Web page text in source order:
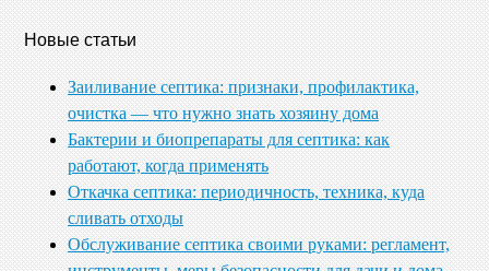
Новые статьи
Заиливание септика: признаки, профилактика,
очистка — что нужно знать хозяину дома
Бактерии и биопрепараты для септика: как
работают, когда применять
Откачка септика: периодичность, техника, куда
сливать отходы
Обслуживание септика своими руками: регламент,